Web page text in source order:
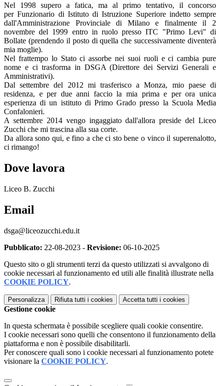
Nel 1998 supero a fatica, ma al primo tentativo, il concorso
perFunzionario di Istituto di Istruzione Superiore indetto sempre
dall'Amministrazione Provinciale di Milano e finalmente il 2
novembre del 1999 entro in ruolo presso ITC "Primo Levi" di
Bollate (prendendo il posto di quella che successivamente diventerà
mia moglie).
Nel frattempo lo Stato ci assorbe nei suoi ruoli e ci cambia pure
nome e ci trasforma in DSGA (Direttore dei Servizi Generali e
Amministrativi).
Dal settembre del 2012 mi trasferisco a Monza, mio paese di
residenza, e per due anni faccio la mia prima e per ora unica
esperienza di un istituto di Primo Grado presso la Scuola Media
Confalonieri.
A settembre 2014 vengo ingaggiato dall'allora preside del Liceo
Zucchi che mi trascina alla sua corte.
Da allora sono qui, e fino a che ci sto bene o vinco il superenalotto,
ci rimango!
Dove lavora
Liceo B. Zucchi
Email
dsga@liceozucchi.edu.it
Pubblicato: 22-08-2023 - Revisione: 06-10-2025
Questo sito o gli strumenti terzi da questo utilizzati si avvalgono di
cookie necessari al funzionamento ed utili alle finalità illustrate nella
COOKIE POLICY.
Personalizza Rifiuta tutti i cookies Accetta tutti i cookies
Gestione cookie
In questa schermata è possibile scegliere quali cookie consentire.
I cookie necessari sono quelli che consentono il funzionamento della
piattaforma e non è possibile disabilitarli.
Per conoscere quali sono i cookie necessari al funzionamento potete
visionare la COOKIE POLICY.